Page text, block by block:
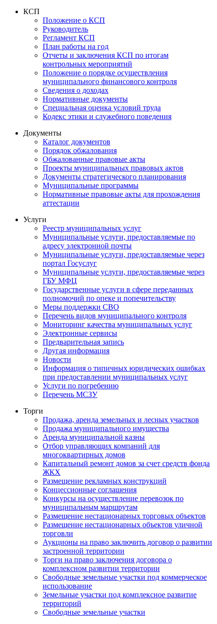
КСП
Положение о КСП
Руководитель
Регламент КСП
План работы на год
Отчеты и заключения КСП по итогам
контрольных мероприятий
Положение о порядке осуществления
муниципального финансового контроля
Сведения о доходах
Нормативные документы
Специальная оценка условий труда
Кодекс этики и служебного поведения
Документы
Каталог документов
Порядок обжалования
Обжалованные правовые акты
Проекты муниципальных правовых актов
Документы стратегического планирования
Муниципальные программы
Нормативные правовые акты для прохождения
аттестации
Услуги
Реестр муниципальных услуг
Муниципальные услуги, предоставляемые по
адресу электронной почты
Муниципальные услуги, предоставляемые через
портал Госуслуг
Муниципальные услуги, предоставляемые через
ГБУ МФЦ
Государственные услуги в сфере переданных
полномочий по опеке и попечительству
Меры поддержки СВО
Перечень видов муниципального контроля
Мониторинг качества муниципальных услуг
Электронные сервисы
Предварительная запись
Другая информация
Новости
Информация о типичных юридических ошибках
при предоставлении муниципальных услуг
Услуги по погребению
Перечень МСЗУ
Торги
Продажа, аренда земельных и лесных участков
Продажа муниципального имущества
Аренда муниципальной казны
Отбор управляющих компаний для
многоквартирных домов
Капитальный ремонт домов за счет средств фонда
ЖКХ
Размещение рекламных конструкций
Концессионные соглашения
Конкурсы на осуществление перевозок по
муниципальным маршрутам
Размещение нестационарных торговых объектов
Размещение нестационарных объектов уличной
торговли
Аукционы на право заключить договор о развитии
застроенной территории
Торги на право заключения договора о
комплексном развитии территории
Свободные земельные участки под коммерческое
использование
Земельные участки под комплексное развитие
территорий
Свободные земельные участки